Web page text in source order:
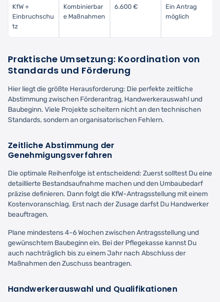
KfW +
Einbruchschu
tz
Kombinierbar
e Maßnahmen
6.600 €
Ein Antrag
möglich
Praktische Umsetzung: Koordination von
Standards und Förderung
Hier liegt die größte Herausforderung: Die perfekte zeitliche
Abstimmung zwischen Förderantrag, Handwerkerauswahl und
Baubeginn. Viele Projekte scheitern nicht an den technischen
Standards, sondern an organisatorischen Fehlern.
Zeitliche Abstimmung der
Genehmigungsverfahren
Die optimale Reihenfolge ist entscheidend: Zuerst solltest Du eine
detaillierte Bestandsaufnahme machen und den Umbaubedarf
präzise definieren. Dann folgt die KfW-Antragsstellung mit einem
Kostenvoranschlag. Erst nach der Zusage darfst Du Handwerker
beauftragen.
Plane mindestens 4-6 Wochen zwischen Antragsstellung und
gewünschtem Baubeginn ein. Bei der Pflegekasse kannst Du
auch nachträglich bis zu einem Jahr nach Abschluss der
Maßnahmen den Zuschuss beantragen.
Handwerkerauswahl und Qualifikationen